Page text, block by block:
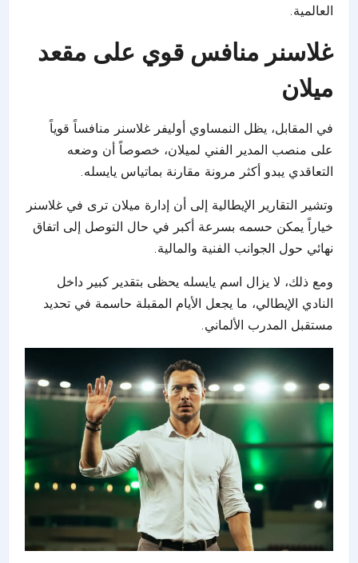
العالمية.
غلاسنر منافس قوي على مقعد
ميلان
في المقابل، يظل النمساوي أوليفر غلاسنر منافساً قوياً
على منصب المدير الفني لميلان، خصوصاً أن وضعه
التعاقدي يبدو أكثر مرونة مقارنة بماتياس يايسله.
وتشير التقارير الإيطالية إلى أن إدارة ميلان ترى في غلاسنر
خياراً يمكن حسمه بسرعة أكبر في حال التوصل إلى اتفاق
نهائي حول الجوانب الفنية والمالية.
ومع ذلك، لا يزال اسم يايسله يحظى بتقدير كبير داخل
النادي الإيطالي، ما يجعل الأيام المقبلة حاسمة في تحديد
مستقبل المدرب الألماني.